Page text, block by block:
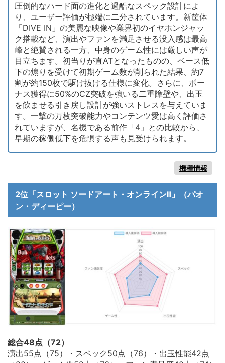
圧倒的なハード面の進化と過酷なスペック設計によ
り、ユーザー評価が極端に二分されています。新筐体
「DIVE IN」の美麗な映像や業界初のイヤホンジャッ
ク搭載など、演出やファンを満足させる没入感は最高
峰と絶賛される一方、中身のゲーム性には厳しい声が
目立ちます。初当りが直ATとなったものの、ベース低
下の煽りを受けて初期ゲーム数が削られた結果、約7
割が約150枚で駆け抜ける仕様に変化。さらに、ボー
ナス獲得に50%のCZ突破を強いる二重障壁や、出玉
を飲ませる引き戻し設計が強いストレスを与えていま
す。一撃の万枚突破能力やコンテンツ愛は高く評価さ
れていますが、名機である前作「4」との比較から、
早期の稼働低下を危惧する声も見受けられます。
機種情報
2位「スロット ソードアート・オンラインⅡ」（パオ
ン・ディーピー）
総合48点（72）
演出55点（75）・スペック50点（76）・出玉性能42点